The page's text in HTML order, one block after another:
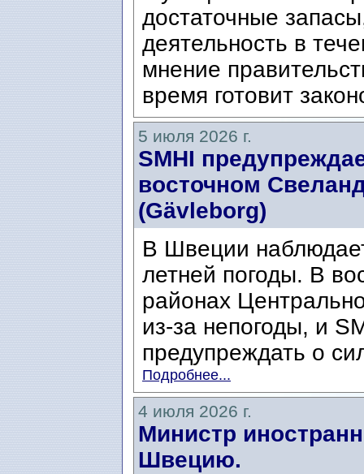
достаточные
деятельность в
мнение
время готовит
5 июля 2026 г.
SMHI
восточном
(Gävleborg)
В Швеции
летней погоды. В
районах
из-за непогоды, и
предупреждать о
Подробнее...
4 июля 2026 г.
Министр
Швецию.